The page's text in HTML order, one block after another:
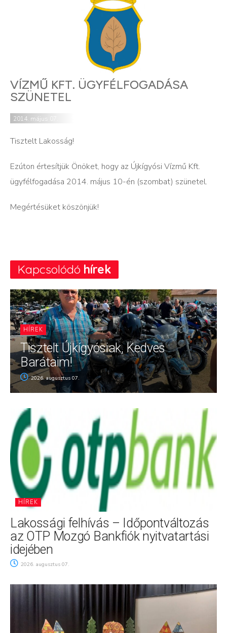
VÍZMŰ KFT. ÜGYFÉLFOGADÁSA
SZÜNETEL
2014. május 07.
Tisztelt Lakosság!
Ezúton értesítjük Önöket, hogy az Újkígyósi Vízmű Kft.
ügyfélfogadása 2014. május 10-én (szombat) szünetel.
Megértésüket köszönjük!
Kapcsolódó hírek
HÍREK
Tisztelt Újkígyósiak, Kedves
Barátaim!
2026. augusztus 07.
HÍREK
Lakossági felhívás – Időpontváltozás
az OTP Mozgó Bankfiók nyitvatartási
idejében
2026. augusztus 07.